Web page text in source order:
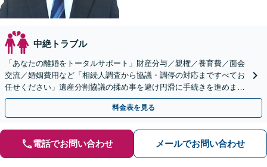
中絶トラブル
「あなたの離婚をトータルサポート」財産分与／親権／養育費／面会
交流／婚姻費用など「相続人調査から協議・調停の対応まですべてお
任せください」遺産分割協議の揉め事を避け円滑に手続きを進めまし
ょう【秘密厳守】【子連れ相談可】【休日・夜間相談あり】
料金表を見る
電話でお問い合わせ メールでお問い合わせ